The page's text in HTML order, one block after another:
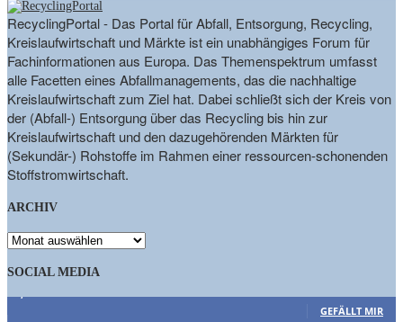
RecyclingPortal - Das Portal für Abfall, Entsorgung, Recycling,
Kreislaufwirtschaft und Märkte ist ein unabhängiges Forum für
Fachinformationen aus Europa. Das Themenspektrum umfasst
alle Facetten eines Abfallmanagements, das die nachhaltige
Kreislaufwirtschaft zum Ziel hat. Dabei schließt sich der Kreis von
der (Abfall-) Entsorgung über das Recycling bis hin zur
Kreislaufwirtschaft und den dazugehörenden Märkten für
(Sekundär-) Rohstoffe im Rahmen einer ressourcen-schonenden
Stoffstromwirtschaft.
ARCHIV
ARCHIV
SOCIAL MEDIA
GEFÄLLT MIR